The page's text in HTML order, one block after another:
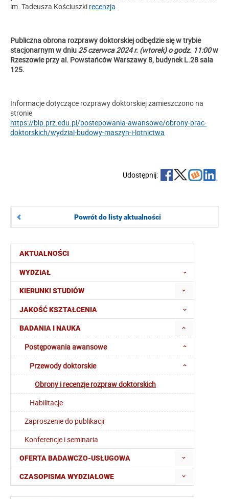
AKTUALNOŚCI
WYDZIAŁ
KIERUNKI STUDIÓW
JAKOŚĆ KSZTAŁCENIA
BADANIA I NAUKA
Postępowania awansowe
Przewody doktorskie
Obrony i recenzje rozpraw doktorskich
Habilitacje
Zaproszenie do publikacji
Konferencje i seminaria
OFERTA BADAWCZO-USŁUGOWA
CZASOPISMA WYDZIAŁOWE
im. Tadeusza Kościuszki recenzja
Publiczna obrona rozprawy doktorskiej odbędzie się w trybie
stacjonarnym w dniu 25 czerwca 2024 r. (wtorek) o godz. 11:00w
Rzeszowie przy al. Powstańców Warszawy 8, budynek L.28 sala
125.
Informacje dotyczące rozprawy doktorskiej zamieszczono na
stronie
https://bip.prz.edu.pl/postepowania-awansowe/obrony-prac-
doktorskich/wydzial-budowy-maszyn-i-lotnictwa
Udostępnij:
Powrót do listy aktualności